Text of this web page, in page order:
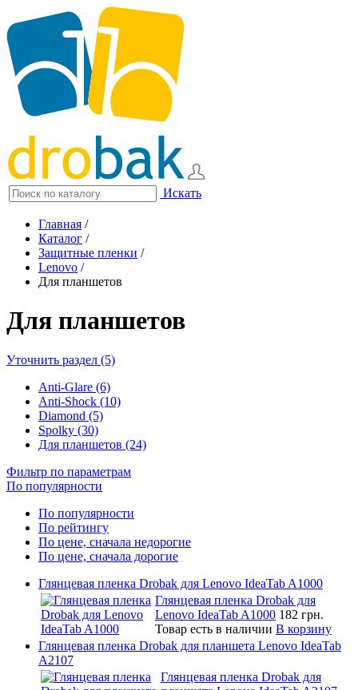
Искать
Главная /
Каталог /
Защитные пленки /
Lenovo /
Для планшетов
Для планшетов
Уточнить раздел (5)
Anti-Glare (6)
Anti-Shock (10)
Diamond (5)
Spolky (30)
Для планшетов (24)
Фильтр по параметрам
По популярности
По популярности
По рейтингу
По цене, сначала недорогие
По цене, сначала дорогие
Глянцевая пленка Drobak для Lenovo IdeaTab A1000
Глянцевая пленка Drobak для
Lenovo IdeaTab A1000 182 грн.
Товар есть в наличии В корзину
Глянцевая пленка Drobak для планшета Lenovo IdeaTab
A2107
Глянцевая пленка Drobak для